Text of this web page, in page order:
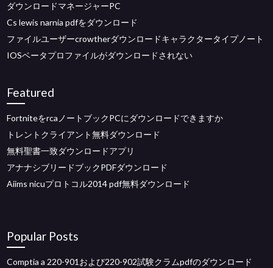
ダウンロードマネージャーPC
Cs lewis narnia pdfをダウンロード
ファイルユーザーcrowtherダウンロードキャラクタータイプノート
IOSベータプロファイルがダウンロードされない
Featured
FortniteをrcaノートブックPCにダウンロードできますか
トレントクライアント無料ダウンロード
無料聖書一致ダウンロードアプリ
アナナシブリードブックPDFダウンロード
Aiims nicuプロトコル2014 pdf無料ダウンロード
Popular Posts
Comptia a 220-901および220-902試験クラムpdfのダウンロード